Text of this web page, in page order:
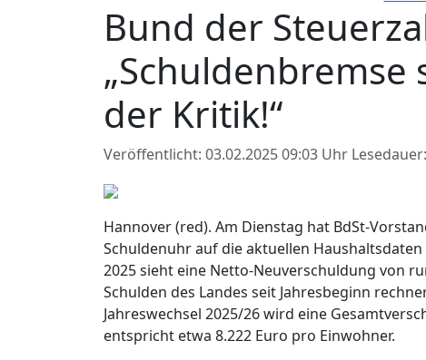
Bund der
der Kritik!“
Veröffentlicht: 03.02.2025 09:03 Uhr
Hannover (red). Am Dienstag hat BdSt-
Schuldenuhr auf die aktuellen
2025 sieht eine Netto-Neuverschuldung von
Schulden des Landes seit Jahresbeginn
Jahreswechsel 2025/26 wird eine
entspricht etwa 8.222 Euro pro Einwohner.